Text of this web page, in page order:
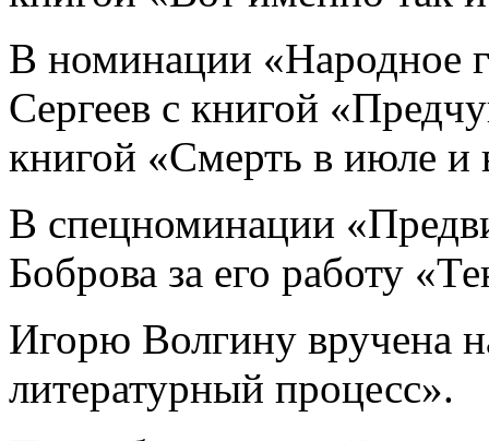
В номинации «Народное
Сергеев с книгой
книгой «Смерть в июле и
В спецноминации
Боброва за его работу
Игорю Волгину вручена
литературный процесс».